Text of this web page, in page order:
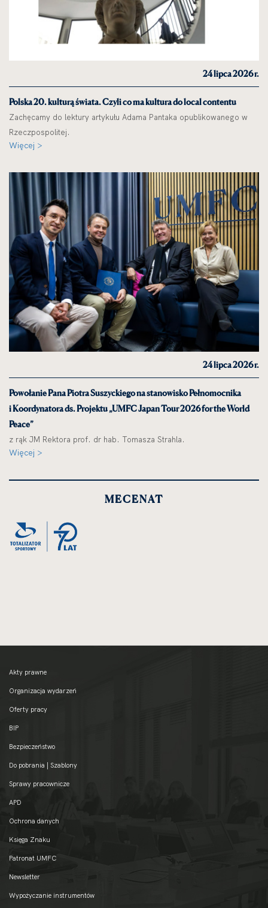
24 lipca 2026 r.
Polska 20. kulturą świata. Czyli co ma kultura do local contentu
Zachęcamy do lektury artykułu Adama Pantaka opublikowanego w
Rzeczpospolitej.
Więcej >
24 lipca 2026 r.
Powołanie Pana Piotra Suszyckiego na stanowisko Pełnomocnika
i Koordynatora ds. Projektu „UMFC Japan Tour 2026 for the World
Peace”
z rąk JM Rektora prof. dr hab. Tomasza Strahla.
Więcej >
MECENAT
Akty prawne
Organizacja wydarzeń
Oferty pracy
BIP
Bezpieczeństwo
Do pobrania | Szablony
Sprawy pracownicze
APD
Ochrona danych
Księga Znaku
Patronat UMFC
Newsletter
Wypożyczanie instrumentów